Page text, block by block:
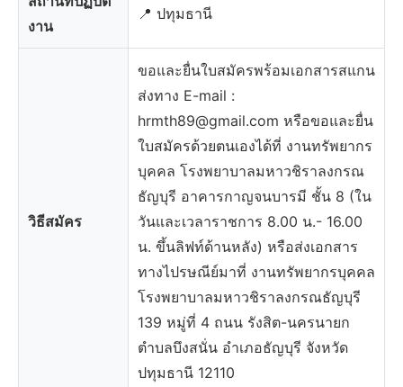
งาน
📍 ปทุมธานี
วิธีสมัคร
ขอและยื่นใบสมัครพร้อมเอกสารสแกน
ส่งทาง E-mail :
hrmth89@gmail.com หรือขอและยื่น
ใบสมัครด้วยตนเองได้ที่ งานทรัพยากร
บุคคล โรงพยาบาลมหาวชิราลงกรณ
ธัญบุรี อาคารกาญจนบารมี ชั้น 8 (ใน
วันและเวลาราชการ 8.00 น.- 16.00
น. ขึ้นลิฟท์ด้านหลัง) หรือส่งเอกสาร
ทางไปรษณีย์มาที่ งานทรัพยากรบุคคล
โรงพยาบาลมหาวชิราลงกรณธัญบุรี
139 หมู่ที่ 4 ถนน รังสิต-นครนายก
ตำบลบึงสนั่น อำเภอธัญบุรี จังหวัด
ปทุมธานี 12110